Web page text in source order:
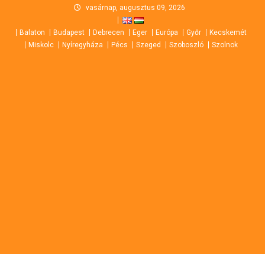
content
vasárnap, augusztus 09, 2026
Balaton Budapest Debrecen Eger Európa Győr
Kecskemét
Miskolc
Nyíregyháza Pécs Szeged Szoboszló Szolnok